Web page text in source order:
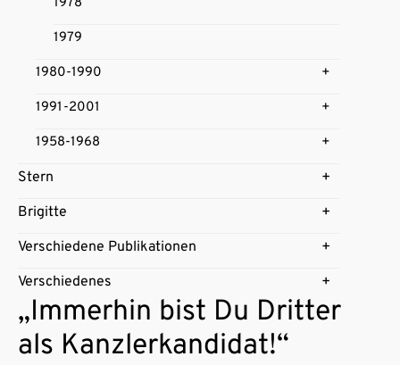
1979
1980-1990
1991-2001
1958-1968
Stern
Brigitte
Verschiedene Publikationen
Verschiedenes
„Immerhin bist Du Dritter
als Kanzlerkandidat!“